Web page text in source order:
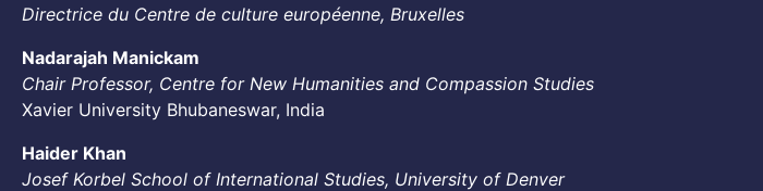
Directrice du Centre de culture européenne, Bruxelles
Nadarajah Manickam
Chair Professor, Centre for New Humanities and Compassion Studies
Xavier University Bhubaneswar, India
Haider Khan
Josef Korbel School of International Studies, University of Denver